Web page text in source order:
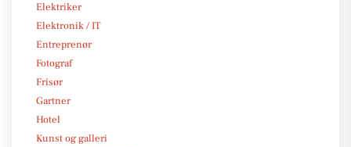
Elektriker
Elektronik / IT
Entreprenør
Fotograf
Frisør
Gartner
Hotel
Kunst og galleri